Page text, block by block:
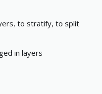
to stratify, to split
in layers